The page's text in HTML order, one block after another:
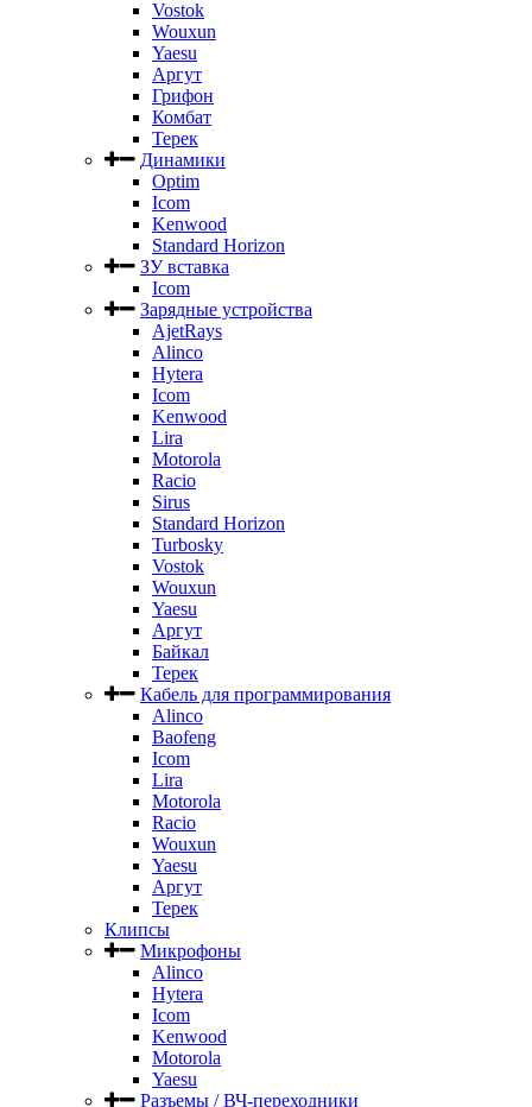
Vostok
Wouxun
Yaesu
Аргут
Грифон
Комбат
Терек
Динамики
Optim
Icom
Kenwood
Standard Horizon
ЗУ вставка
Icom
Зарядные устройства
AjetRays
Alinco
Hytera
Icom
Kenwood
Lira
Motorola
Racio
Sirus
Standard Horizon
Turbosky
Vostok
Wouxun
Yaesu
Аргут
Байкал
Терек
Кабель для программирования
Alinco
Baofeng
Icom
Lira
Motorola
Racio
Wouxun
Yaesu
Аргут
Терек
Клипсы
Микрофоны
Alinco
Hytera
Icom
Kenwood
Motorola
Yaesu
Разъемы / ВЧ-переходники